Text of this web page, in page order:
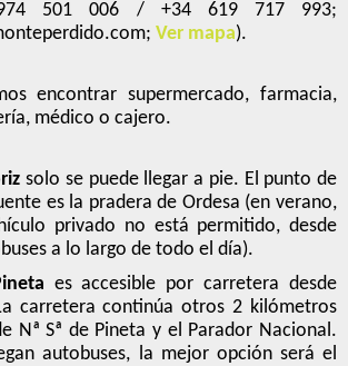
501 006 / +34 619 717 993;
Ver mapa).
encontrar supermercado, farmacia,
médico o cajero.
solo se puede llegar a pie. El punto de
es la pradera de Ordesa (en verano,
privado no está permitido, desde
a lo largo de todo el día).
es accesible por carretera desde
carretera continúa otros 2 kilómetros
Nª Sª de Pineta y el Parador Nacional.
autobuses, la mejor opción será el